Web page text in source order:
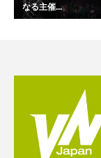
なる主催...